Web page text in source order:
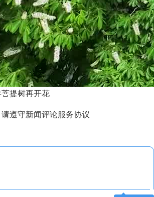
提树再开花
遵守新闻评论服务协议